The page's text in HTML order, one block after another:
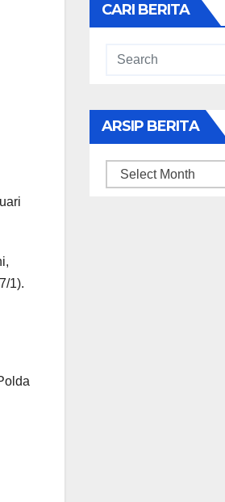
1).
CARI BERITA
ARSIP BERITA
ARSIP